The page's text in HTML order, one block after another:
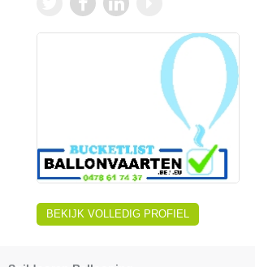
BEKIJK VOLLEDIG PROFIEL